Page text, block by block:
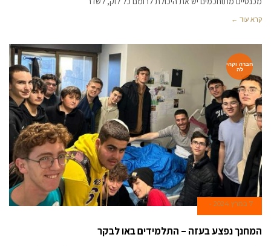
קרא עוד ←
חברה וקהי
לה
7 במרץ 2024
המחנך נפצע בעזה – התלמידים באו לבקר